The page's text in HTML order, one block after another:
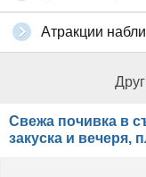
Атракции
Свежа почивка в
закуска и вечеря,